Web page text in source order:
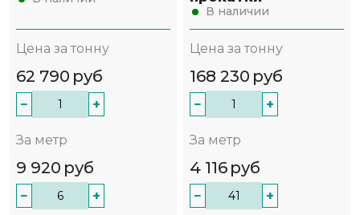
Цена за тонну
62 790 руб
− +
За метр
9 920 руб
− +
В наличии
Цена за тонну
168 230 руб
− +
За метр
4 116 руб
− +